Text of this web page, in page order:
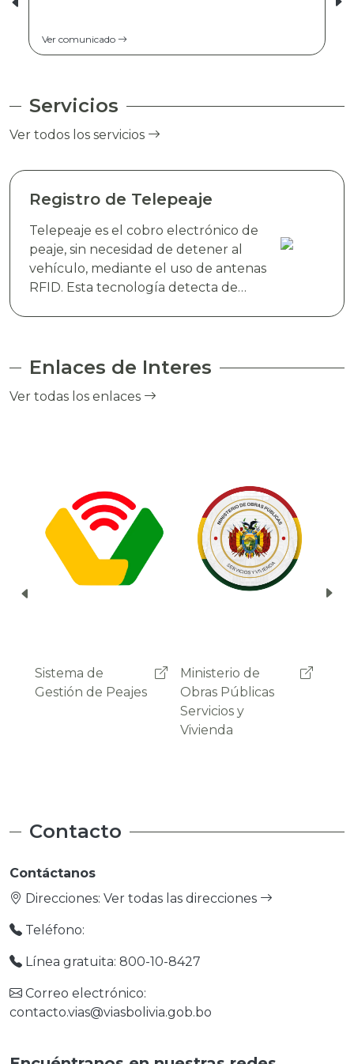
Ver comunicado
Servicios
Ver todos los servicios
Registro de Telepeaje
Telepeaje es el cobro electrónico de
peaje, sin necesidad de detener al
vehículo, mediante el uso de antenas
RFID. Esta tecnología detecta de
el cobro de peaje a través del debito
usuario.
Enlaces de Interes
Ver todas los enlaces
Ministerio de
Obras Públicas
Administradora
Boliviana de
Carreteras
Contacto
Contáctanos
Direcciones: Ver todas las direcciones
Teléfono:
Línea gratuita: 800-10-8427
Correo electrónico:
contacto.vias@viasbolivia.gob.bo